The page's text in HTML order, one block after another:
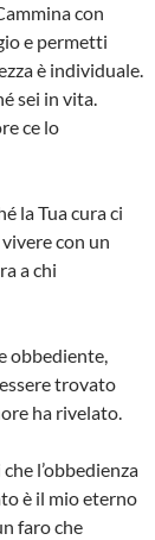
con
e permetti
è individuale.
sei in vita.
ce lo
la Tua cura ci
con un
a chi
obbediente,
trovato
ha rivelato.
l’obbedienza
è il mio eterno
faro che